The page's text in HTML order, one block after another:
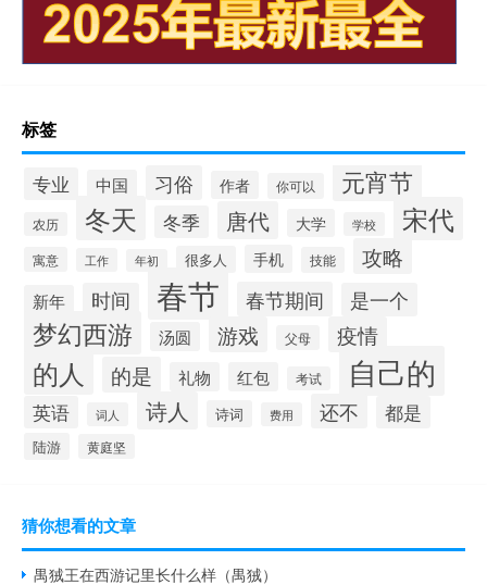
标签
专业 中国 习俗 作者 你可以 元宵节
农历 冬天 冬季 唐代 大学 学校 宋代
寓意 工作 年初 很多人 手机 技能 攻略
新年 时间 春节 春节期间 是一个
梦幻西游 汤圆 游戏 父母 疫情
的人 的是 礼物 红包 考试 自己的
英语 词人 诗人 诗词 费用 还不 都是
陆游 黄庭坚
猜你想看的文章
禺狨王在西游记里长什么样（禺狨）